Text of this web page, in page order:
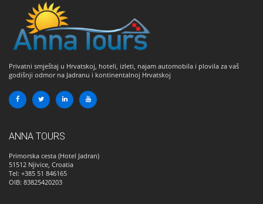
Privatni smještaj u Hrvatskoj, hoteli, izleti, najam automobila i plovila za vaš
godišnji odmor na Jadranu i kontinentalnoj Hrvatskoj
ANNA TOURS
Primorska cesta (Hotel Jadran)
51512 Njivice, Croatia
Tel: +385 51 846165
OIB: 83825420203